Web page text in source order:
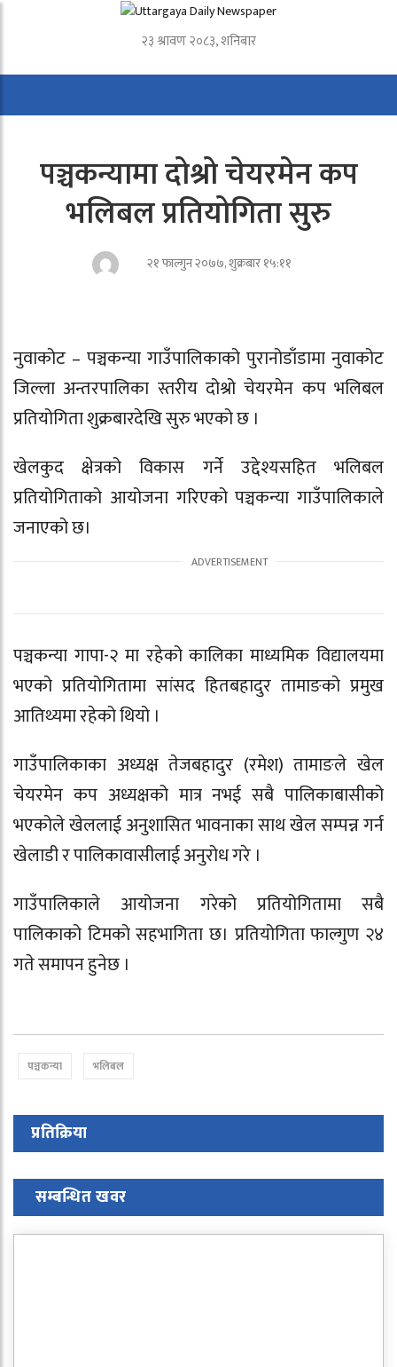
२३ श्रावण २०८३, शनिबार
पञ्चकन्यामा दोश्रो चेयरमेन कप
भलिबल प्रतियोगिता सुरु
२१ फाल्गुन २०७७, शुक्रबार १५:११
नुवाकोट – पञ्चकन्या गाउँपालिकाको पुरानोडाँडामा नुवाकोट
जिल्ला अन्तरपालिका स्तरीय दोश्रो चेयरमेन कप भलिबल
प्रतियोगिता शुक्रबारदेखि सुरु भएको छ ।
खेलकुद क्षेत्रको विकास गर्ने उद्देश्यसहित भलिबल
प्रतियोगिताको आयोजना गरिएको पञ्चकन्या गाउँपालिकाले
जनाएको छ।
पञ्चकन्या गापा-२ मा रहेको कालिका माध्यमिक विद्यालयमा
भएको प्रतियोगितामा सांसद हितबहादुर तामाङको प्रमुख
आतिथ्यमा रहेको थियो ।
गाउँपालिकाका अध्यक्ष तेजबहादुर (रमेश) तामाङले खेल
चेयरमेन कप अध्यक्षको मात्र नभई सबै पालिकाबासीको
भएकोले खेललाई अनुशासित भावनाका साथ खेल सम्पन्न गर्न
खेलाडी र पालिकावासीलाई अनुरोध गरे ।
गाउँपालिकाले आयोजना गरेको प्रतियोगितामा सबै
पालिकाको टिमको सहभागिता छ। प्रतियोगिता फाल्गुण २४
गते समापन हुनेछ ।
पञ्चकन्या भलिबल
प्रतिक्रिया
सम्बन्धित खवर